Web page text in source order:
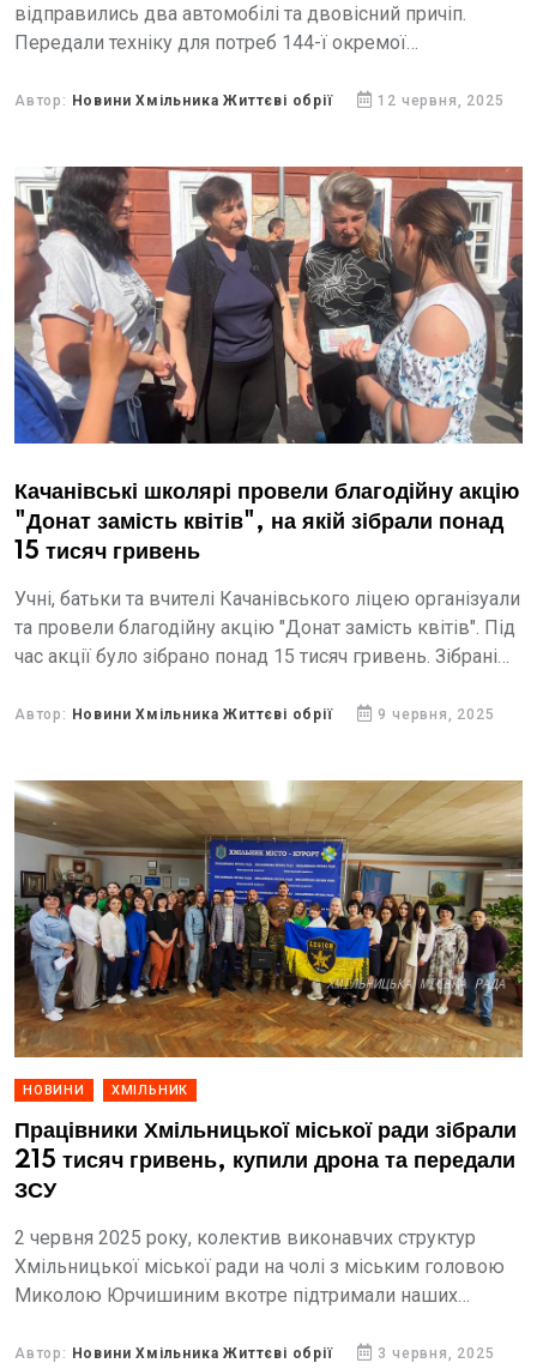
відправились два автомобілі та двовісний причіп.
Передали техніку для потреб 144-ї окремої
Загородній та Юрій Мігул.
Автор: Новини Хмільника Життєві обрії 12 червня, 2025
Качанівські школярі провели благодійну акцію
"Донат замість квітів", на якій зібрали понад
15 тисяч гривень
Учні, батьки та вчителі Качанівського ліцею організуали
та провели благодійну акцію "Донат замість квітів". Під
час акції було зібрано понад 15 тисяч гривень. Зібрані
Автор: Новини Хмільника Життєві обрії 9 червня, 2025
НОВИНИ ХМІЛЬНИК
Працівники Хмільницької міської ради зібрали
215 тисяч гривень, купили дрона та передали
ЗСУ
2 червня 2025 року, колектив виконавчих структур
Хмільницької міської ради на чолі з міським головою
Миколою Юрчишиним вкотре підтримали наших
Автор: Новини Хмільника Життєві обрії 3 червня, 2025